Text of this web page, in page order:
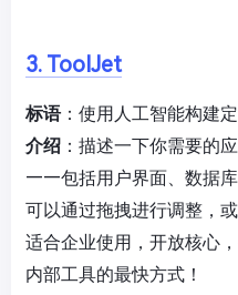
3. ToolJet
标语：使用人工智能构建
介绍 ：描述一下你需要的
——包括用户界面、数据
可以通过拖拽进行调整，
适合企业使用，开放核心
内部工具的最快方式！